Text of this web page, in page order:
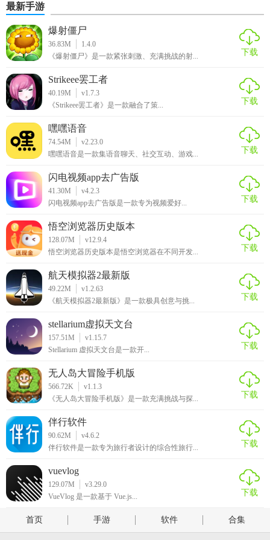
最新手游
爆射僵尸
36.83M
1.4.0
《爆射僵尸》是一款紧张刺激、充满挑战的射...
下载
Strikeee罢工者
40.19M
v1.7.3
《Strikeee罢工者》是一款融合了策...
下载
嘿嘿语音
74.54M
v2.23.0
嘿嘿语音是一款集语音聊天、社交互动、游戏...
下载
闪电视频app去广告版
41.30M
v4.2.3
闪电视频app去广告版是一款专为视频爱好...
下载
悟空浏览器历史版本
128.07M
v12.9.4
悟空浏览器历史版本是悟空浏览器在不同开发...
下载
航天模拟器2最新版
49.22M
v1.2.63
《航天模拟器2最新版》是一款极具创意与挑...
下载
stellarium虚拟天文台
157.51M
v1.15.7
Stellarium 虚拟天文台是一款开...
下载
无人岛大冒险手机版
566.72K
v1.1.3
《无人岛大冒险手机版》是一款充满挑战与探...
下载
伴行软件
90.62M
v4.6.2
伴行软件是一款专为旅行者设计的综合性旅行...
下载
vuevlog
129.07M
v3.29.0
VueVlog 是一款基于 Vue.js...
下载
首页 手游 软件 合集